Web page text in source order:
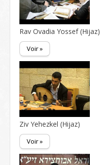
Rav Ovadia Yossef (Hijaz)
Voir »
Ziv Yehezkel (Hijaz)
Voir »